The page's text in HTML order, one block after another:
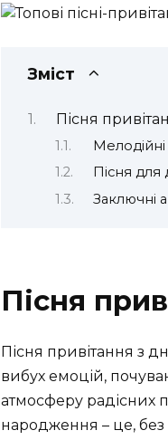
Зміст
Пісня
Пісня для
Заключні
Пісня
Пісня привітання з
вибух емоцій,
атмосферу радісних
народження – це,